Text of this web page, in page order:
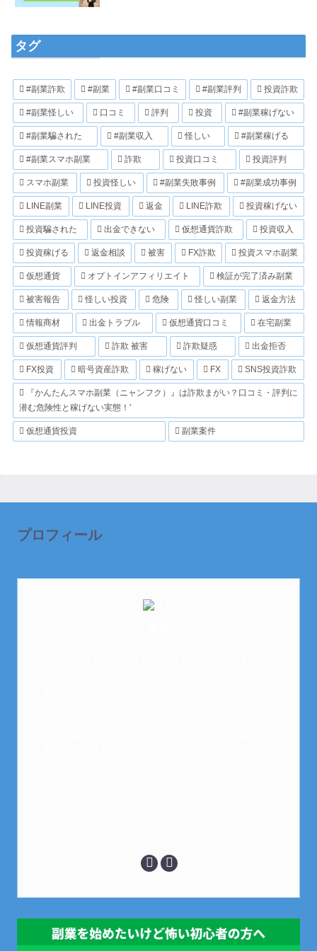
タグ
#副業詐欺 #副業 #副業口コミ #副業評判 投資詐欺
#副業怪しい 口コミ 評判 投資 #副業稼げない
#副業騙された #副業収入 怪しい #副業稼げる
#副業スマホ副業 詐欺 投資口コミ 投資評判
スマホ副業 投資怪しい #副業失敗事例 #副業成功事例
LINE副業 LINE投資 返金 LINE詐欺 投資稼げない
投資騙された 出金できない 仮想通貨詐欺 投資収入
投資稼げる 返金相談 被害 FX詐欺 投資スマホ副業
仮想通貨 オプトインアフィリエイト 検証が完了済み副業
被害報告 怪しい投資 危険 怪しい副業 返金方法
情報商材 出金トラブル 仮想通貨口コミ 在宅副業
仮想通貨評判 詐欺 被害 詐欺疑惑 出金拒否
FX投資 暗号資産詐欺 稼げない FX SNS投資詐欺
『かんたんスマホ副業（ニャンフク）』は詐欺まがい？口コミ・評判に
潜む危険性と稼げない実態！'
仮想通貨投資 副業案件
プロフィール